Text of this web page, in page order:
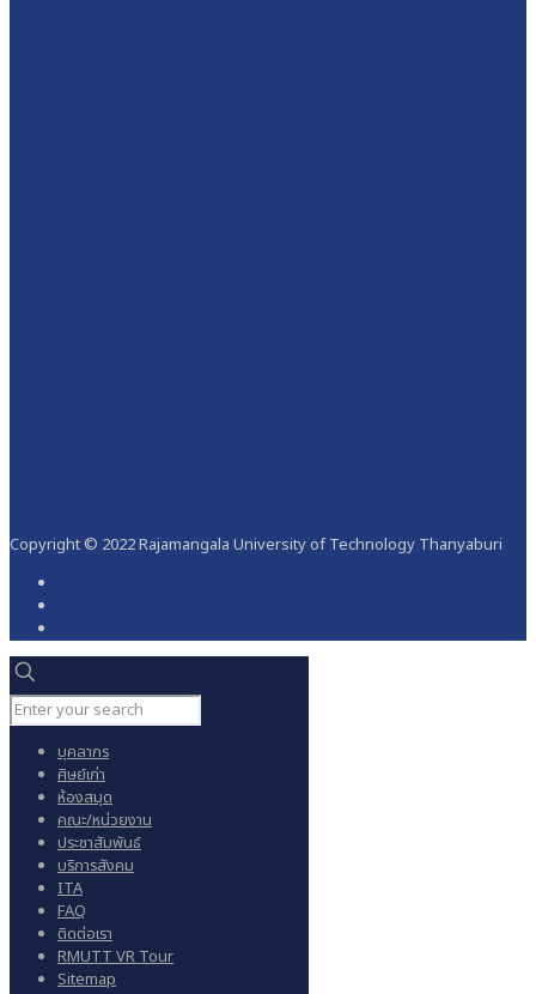
Copyright © 2022 Rajamangala University of Technology Thanyaburi
บุคลากร
ศิษย์เก่า
ห้องสมุด
คณะ/หน่วยงาน
ประชาสัมพันธ์
บริการสังคม
ITA
FAQ
ติดต่อเรา
RMUTT VR Tour
Sitemap